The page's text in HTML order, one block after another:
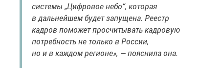
системы „Цифровое небо“, которая
в дальнейшем будет запущена. Реестр
кадров поможет просчитывать кадровую
потребность не только в России,
но и в каждом регионе», — пояснила она.